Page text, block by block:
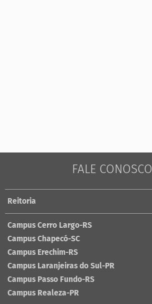
FALE CONOSCO
Reitoria
Campus Cerro Largo-RS
Campus Chapecó-SC
Campus Erechim-RS
Campus Laranjeiras do Sul-PR
Campus Passo Fundo-RS
Campus Realeza-PR